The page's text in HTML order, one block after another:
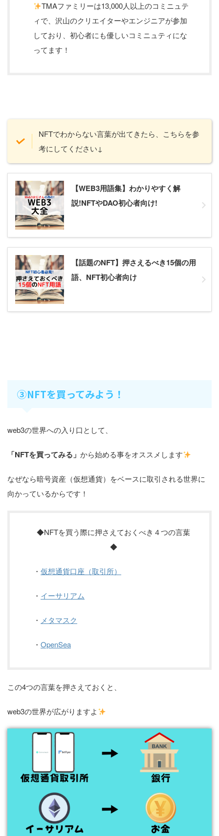
TMAファミリーは13,000人以上のコミニュテ
ィで、沢山のクリエイターやエンジニアが参加
しており、初心者にも優しいコミニュティにな
ってます！
NFTでわからない言葉が出てきたら、こちらを参
考にしてください↓
【WEB3用語集】わかりやすく解
説!NFTやDAO初心者向け!
【話題のNFT】押さえるべき15個の用
語、NFT初心者向け
③NFTを買ってみよう！
web3の世界への入り口として、
「NFTを買ってみる」 から始める事をオススメします
なぜなら暗号資産（仮想通貨）をベースに取引される世界に
向かっているからです！
◆NFTを買う際に押さえておくべき４つの言葉
◆
・ 仮想通貨口座（取引所）
・ イーサリアム
・ メタマスク
・ OpenSea
この4つの言葉を押さえておくと、
web3の世界が広がりますよ